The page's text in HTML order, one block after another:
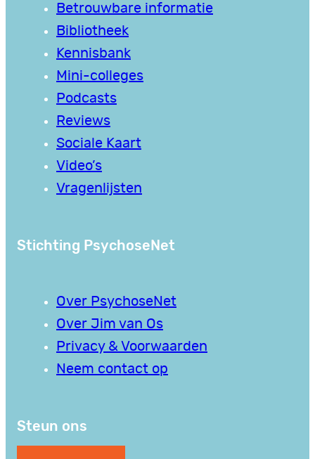
Betrouwbare informatie
Bibliotheek
Kennisbank
Mini-colleges
Podcasts
Reviews
Sociale Kaart
Video’s
Vragenlijsten
Stichting PsychoseNet
Over PsychoseNet
Over Jim van Os
Privacy & Voorwaarden
Neem contact op
Steun ons